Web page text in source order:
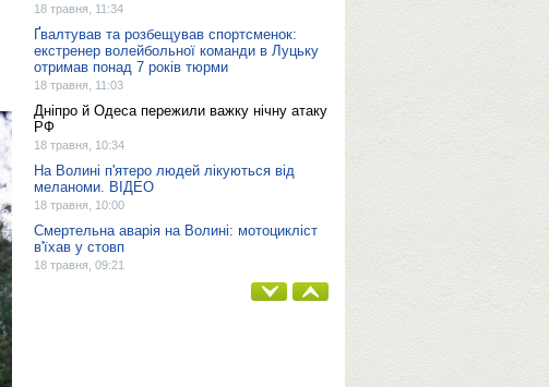
18 травня, 11:34
Ґвалтував та розбещував спортсменок:
екстренер волейбольної команди в Луцьку
отримав понад 7 років тюрми
18 травня, 11:03
Дніпро й Одеса пережили важку нічну атаку
РФ
18 травня, 10:34
На Волині п'ятеро людей лікуються від
меланоми. ВІДЕО
18 травня, 10:00
Смертельна аварія на Волині: мотоцикліст
в'їхав у стовп
18 травня, 09:21